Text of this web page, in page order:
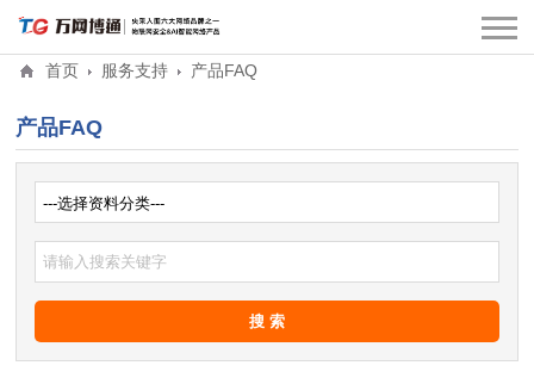
首页 服务支持 产品FAQ
产品FAQ